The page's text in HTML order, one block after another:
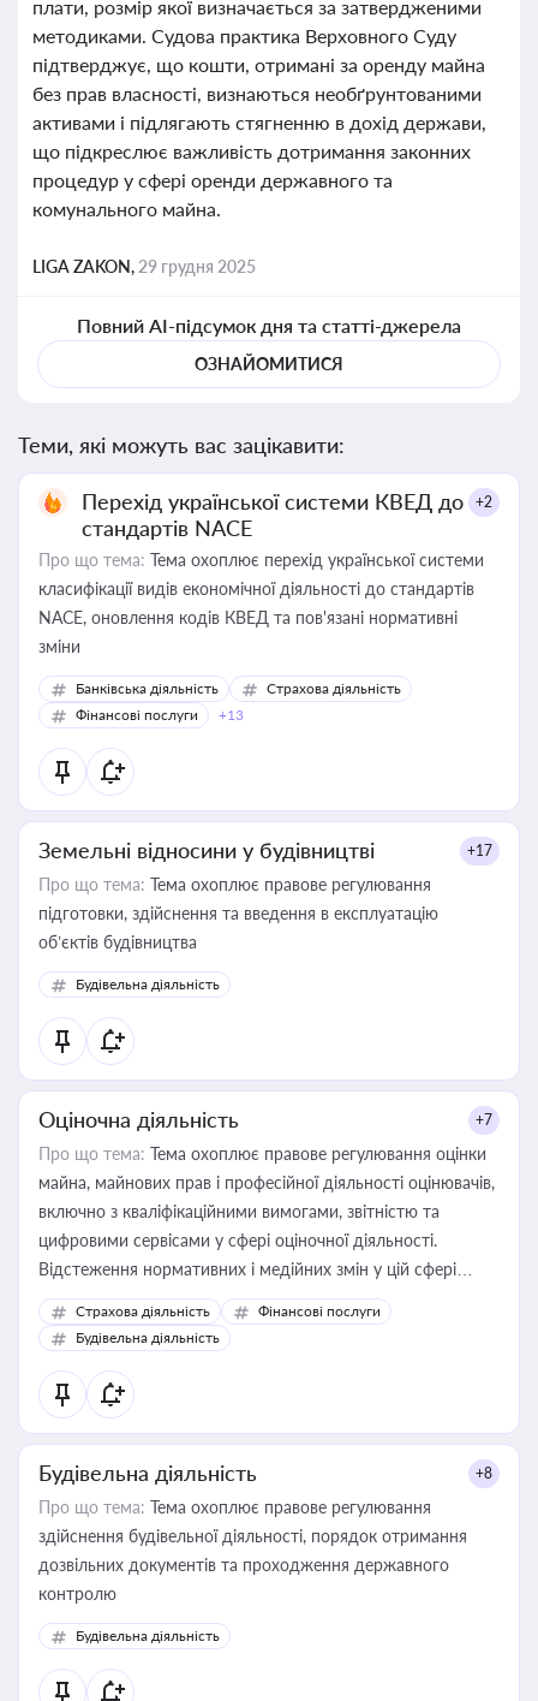
плати, розмір якої визначається за затвердженими
методиками. Судова практика Верховного Суду
підтверджує, що кошти, отримані за оренду майна
без прав власності, визнаються необґрунтованими
активами і підлягають стягненню в дохід держави,
що підкреслює важливість дотримання законних
процедур у сфері оренди державного та
комунального майна.
LIGA ZAKON, 29 грудня 2025
Повний AI-підсумок дня та статті-джерела
ОЗНАЙОМИТИСЯ
Теми, які можуть вас зацікавити:
Перехід української системи КВЕД до
стандартів NACE
+2
Про що тема: Тема охоплює перехід української системи
класифікації видів економічної діяльності до стандартів
NACE, оновлення кодів КВЕД та пов'язані нормативні
зміни
Банківська діяльність
Страхова діяльність
Фінансові послуги
+13
Земельні відносини у будівництві +17
Про що тема: Тема охоплює правове регулювання
підготовки, здійснення та введення в експлуатацію
об’єктів будівництва
Будівельна діяльність
Оціночна діяльність +7
Про що тема: Тема охоплює правове регулювання оцінки
майна, майнових прав і професійної діяльності оцінювачів,
включно з кваліфікаційними вимогами, звітністю та
цифровими сервісами у сфері оціночної діяльності.
Відстеження нормативних і медійних змін у цій сфері
корисне для власника бізнесу, керівника, юриста або
бухгалтера під час оподаткування, приватизації, оренди
державного майна, корпоративних угод і перевірки
статусу суб'єктів оціночної діяльності
Страхова діяльність
Фінансові послуги
Будівельна діяльність
Будівельна діяльність +8
Про що тема: Тема охоплює правове регулювання
здійснення будівельної діяльності, порядок отримання
дозвільних документів та проходження державного
контролю
Будівельна діяльність